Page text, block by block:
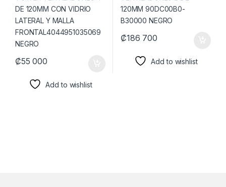
₡55 000
Add to wishlist
₡186 700
Add to wishlist